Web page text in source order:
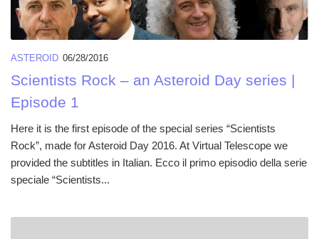
ASTEROID 06/28/2016
Scientists Rock – an Asteroid Day series |
Episode 1
Here it is the first episode of the special series “Scientists
Rock”, made for Asteroid Day 2016. At Virtual Telescope we
provided the subtitles in Italian. Ecco il primo episodio della serie
speciale “Scientists...